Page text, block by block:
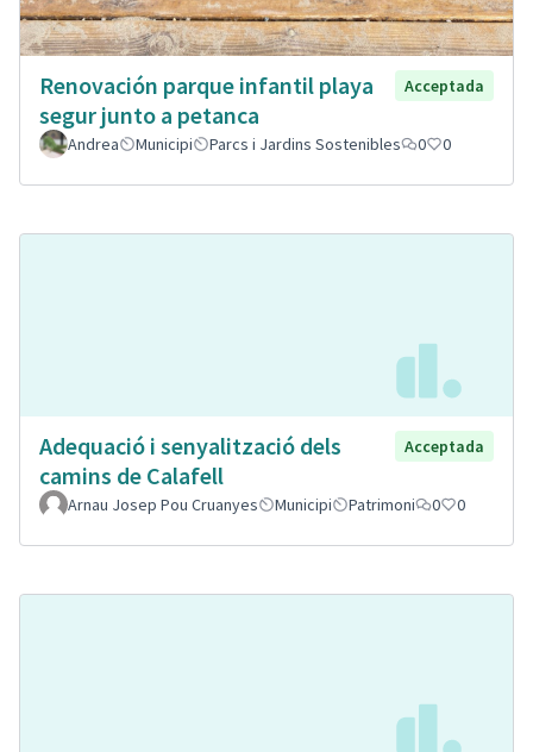
Renovación parque infantil playa
segur junto a petanca
Acceptada
Andrea Municipi Parcs i Jardins Sostenibles 0 0
Adequació i senyalització dels
camins de Calafell
Acceptada
Arnau Josep Pou Cruanyes Municipi Patrimoni 0 0